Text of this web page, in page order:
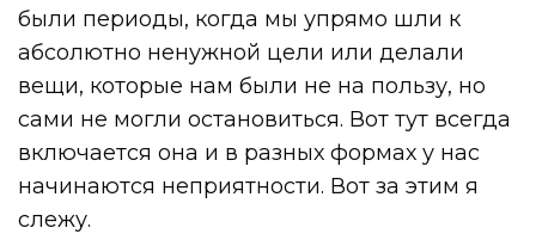
были периоды, когда мы упрямо шли к
абсолютно ненужной цели или делали
вещи, которые нам были не на пользу, но
сами не могли остановиться. Вот тут всегда
включается она и в разных формах у нас
начинаются неприятности. Вот за этим я
слежу.